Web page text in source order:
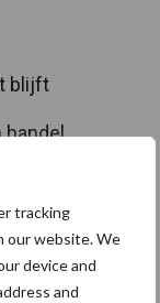
tracking
our website. We
device and
and
blijft
handel